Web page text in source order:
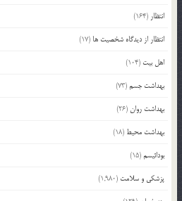
انتظار (164)
انتظار از دیدگاه شخصیت ها (17)
اهل بیت (104)
بهداشت جسم(73)
بهداشت روان(26)
بهداشت محیط (18)
بودائیسم(15)
پزشکی و سلامت (1,980)